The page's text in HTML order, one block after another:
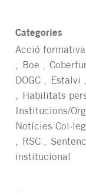
Categories
Acció formativa
Boe
DOGC
Estalvi
Habilitats
Institucions/
Notícies
RSC
institucional